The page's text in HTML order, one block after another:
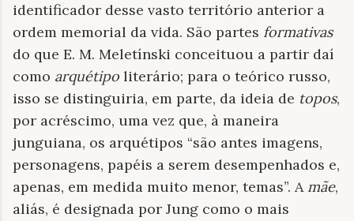
identificador desse vasto território anterior a
ordem memorial da vida. São partes formativas
do que E. M. Meletínski conceituou a partir daí
como arquétipo literário; para o teórico russo,
isso se distinguiria, em parte, da ideia de topos,
por acréscimo, uma vez que, à maneira
junguiana, os arquétipos “são antes imagens,
personagens, papéis a serem desempenhados e,
apenas, em medida muito menor, temas”. A mãe,
aliás, é designada por Jung como o mais